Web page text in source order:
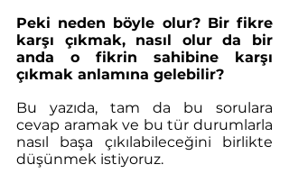
Peki neden böyle olur? Bir fikre
karşı çıkmak, nasıl olur da bir
anda o fikrin sahibine karşı
çıkmak anlamına gelebilir?
Bu yazıda, tam da bu sorulara
cevap aramak ve bu tür durumlarla
nasıl başa çıkılabileceğini birlikte
düşünmek istiyoruz.